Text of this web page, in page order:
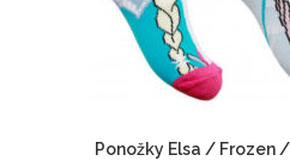
Ponožky Elsa / Frozen